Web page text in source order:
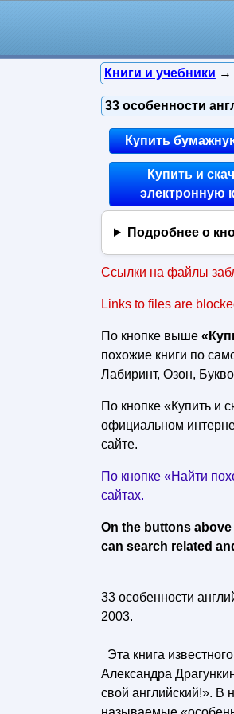
Книги и учебники →
33 особенности
Купить
Купить и
электронную
Подробнее о
Ссылки на файлы
Links to files are
По кнопке выше
похожие книги по
Лабиринт, Озон,
По кнопке «Купить и
официальном
сайте.
По кнопке «Найти
сайтах.
On the buttons
can search related
33 особенности
2003.
Эта книга
Александра
свой английский!». В